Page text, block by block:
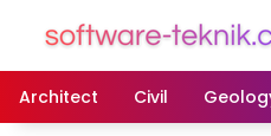
Architect
Civil